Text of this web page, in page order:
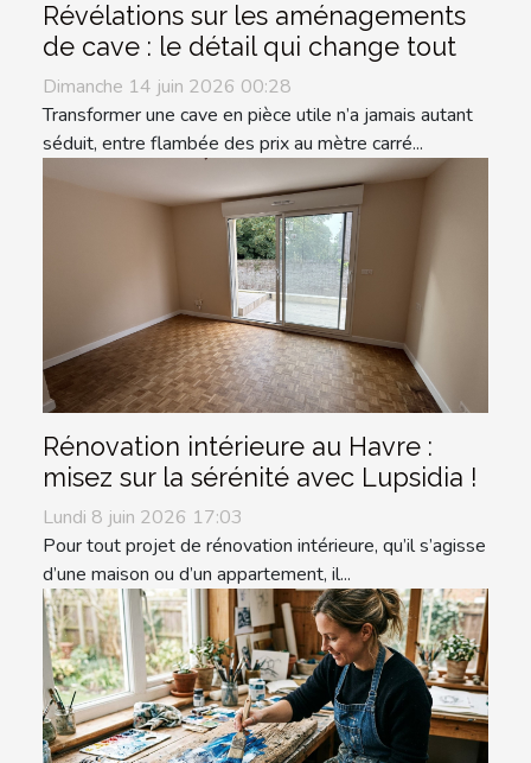
Révélations sur les aménagements
de cave : le détail qui change tout
Dimanche 14 juin 2026 00:28
Transformer une cave en pièce utile n’a jamais autant
séduit, entre flambée des prix au mètre carré...
Rénovation intérieure au Havre :
misez sur la sérénité avec Lupsidia !
Lundi 8 juin 2026 17:03
Pour tout projet de rénovation intérieure, qu’il s’agisse
d’une maison ou d’un appartement, il...